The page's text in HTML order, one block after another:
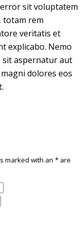
sit voluptatem
totam rem
veritatis et
explicabo. Nemo
sit aspernatur aut
dolores eos
marked with an * are